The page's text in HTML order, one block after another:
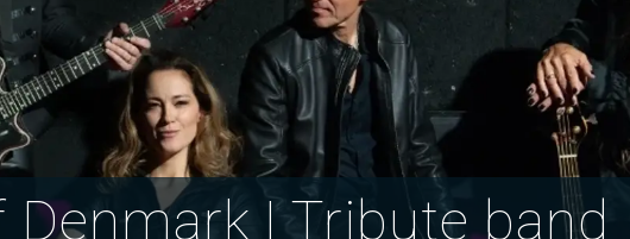
Denmark | Tribute band